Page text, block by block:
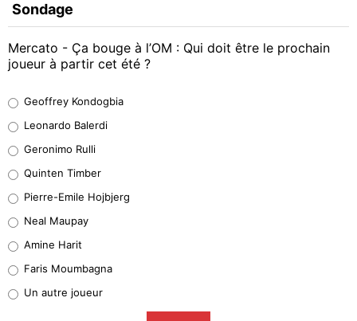
Sondage
Mercato - Ça bouge à l’OM : Qui doit être le prochain
joueur à partir cet été ?
38%
32%
5%
1%
9%
Geoffrey Kondogbia
Leonardo Balerdi
Geronimo Rulli
Quinten Timber
Pierre-Emile Hojbjerg
Neal Maupay
Amine Harit
Faris Moumbagna
Un autre joueur